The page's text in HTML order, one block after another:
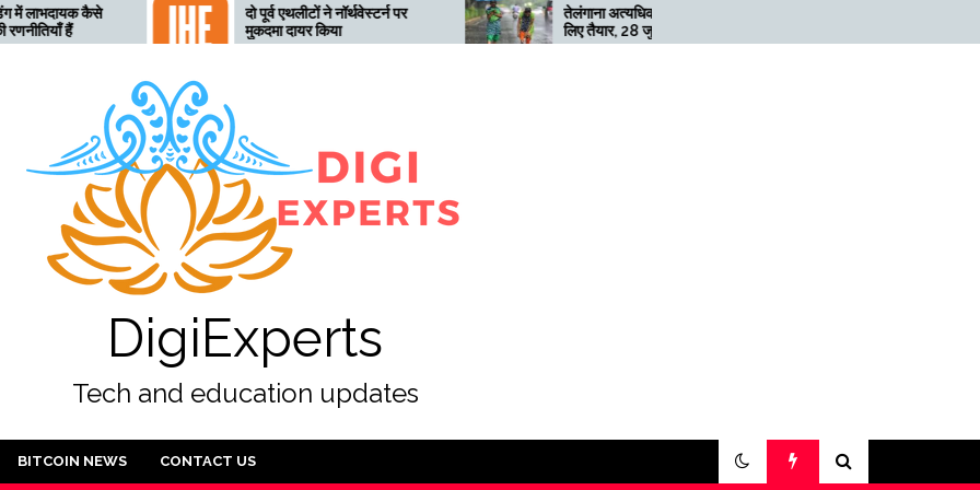
कैसे
हैं
दो पूर्व एथलीटों ने नॉर्थवेस्टर्न पर
मुकदमा दायर किया
तेलंगाना अत्यधिक भारी बारिश के
लिए तैयार, 28 जुलाई तक ‘रेड’
अलर्ट जारी
हुई तो खनन लाभदायक नहीं है
DigiExperts
Tech and education updates
BITCOIN NEWS CONTACT US